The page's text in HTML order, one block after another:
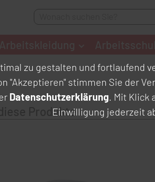
Produkte
zu gestalten und fortlaufend
"Akzeptieren" stimmen Sie der
Datenschutzerklärung. Mit Klick
Einwilligung jederzeit